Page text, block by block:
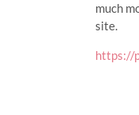
much
site.
https://